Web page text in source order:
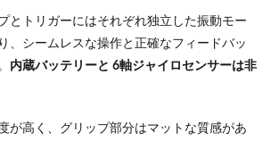
とトリガーにはそれぞれ独立した振動モー
、シームレスな操作と正確なフィードバッ
内蔵バッテリーと 6軸ジャイロセンサーは非
が高く、グリップ部分はマットな質感があ